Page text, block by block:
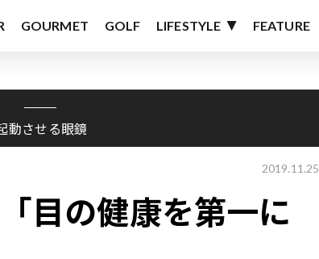
GOURMET GOLF LIFESTYLE FEATURE
動させる眼鏡
2019.11.25
目の健康を第一に